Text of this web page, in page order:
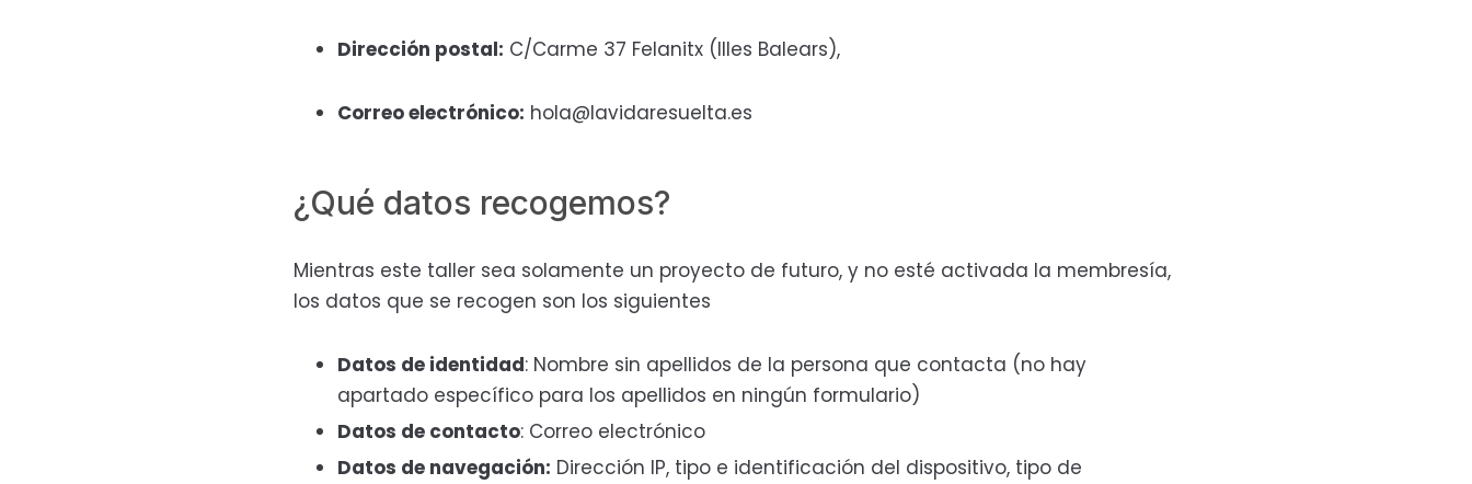
Dirección postal: C/Carme 37 Felanitx (Illes Balears),
Correo electrónico: hola@lavidaresuelta.es
¿Qué datos recogemos?
Mientras este taller sea solamente un proyecto de futuro, y no esté activada la membresía,
los datos que se recogen son los siguientes
Datos de identidad: Nombre sin apellidos de la persona que contacta (no hay
apartado específico para los apellidos en ningún formulario)
Datos de contacto: Correo electrónico
Datos de navegación: Dirección IP, tipo e identificación del dispositivo, tipo de